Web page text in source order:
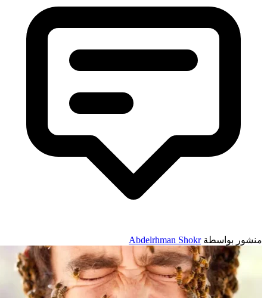
بواسطةAbdelrhman Shokr